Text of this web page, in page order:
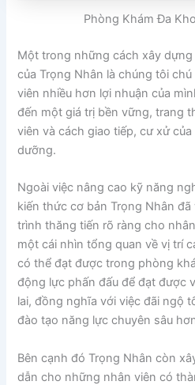
Phòng Khám Đa
Một trong những cách xây
của Trọng Nhân là chúng tôi
viên nhiều hơn lợi nhuận của
đến một giá trị bền vững, trang
viên và cách giao tiếp, cư xử
dưỡng.
Ngoài việc nâng cao kỹ năng
kiến thức cơ bản Trọng Nhân
trình thăng tiến rõ ràng cho
một cái nhìn tổng quan về vị trí
có thể đạt được trong phòng
động lực phấn đấu để đạt được
lai, đồng nghĩa với việc đãi ngộ
đào tạo năng lực chuyên sâu
Bên cạnh đó Trọng Nhân còn
dẫn cho những nhân viên có